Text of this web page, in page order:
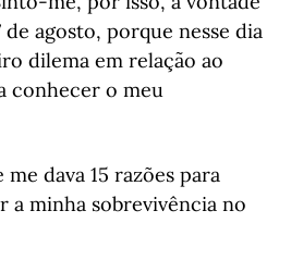
agosto, porque nesse dia
dilema em relação ao
conhecer o meu
dava 15 razões para
a minha sobrevivência no